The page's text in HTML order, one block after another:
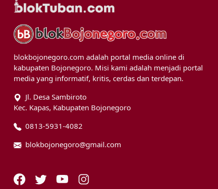
blokbojonegoro.com adalah portal media online di
kabupaten Bojonegoro. Misi kami adalah menjadi portal
media yang informatif, kritis, cerdas dan terdepan.
Jl. Desa Sambiroto
Kec. Kapas, Kabupaten Bojonegoro
0813-5931-4082
blokbojonegoro@gmail.com